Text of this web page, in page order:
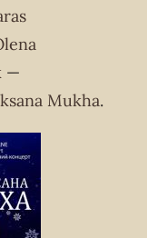
—
Mukha.